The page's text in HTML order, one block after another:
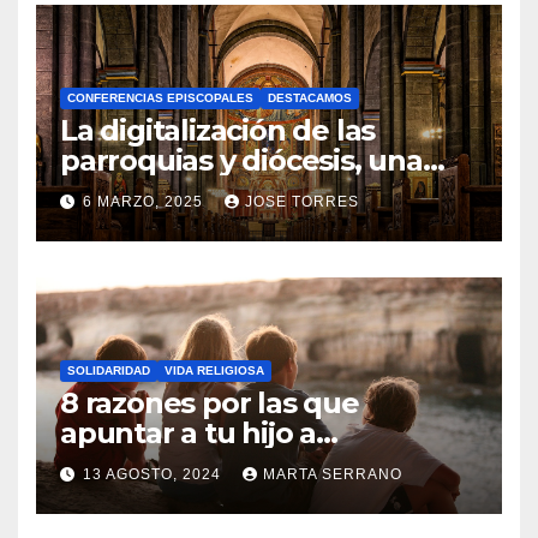
H
A
Y
C
O
M
N
T
A
R
I
O
S
CONFERENCIAS EPISCOPALES DESTACAMOS
La digitalización de las
parroquias y diócesis, una
realidad ya para el futuro de
la Iglesia
6 MARZO, 2025 JOSE TORRES
N
O
H
A
Y
SOLIDARIDAD VIDA RELIGIOSA
8 razones por las que
apuntar a tu hijo a
Catequesis
13 AGOSTO, 2024 MARTA SERRANO
N